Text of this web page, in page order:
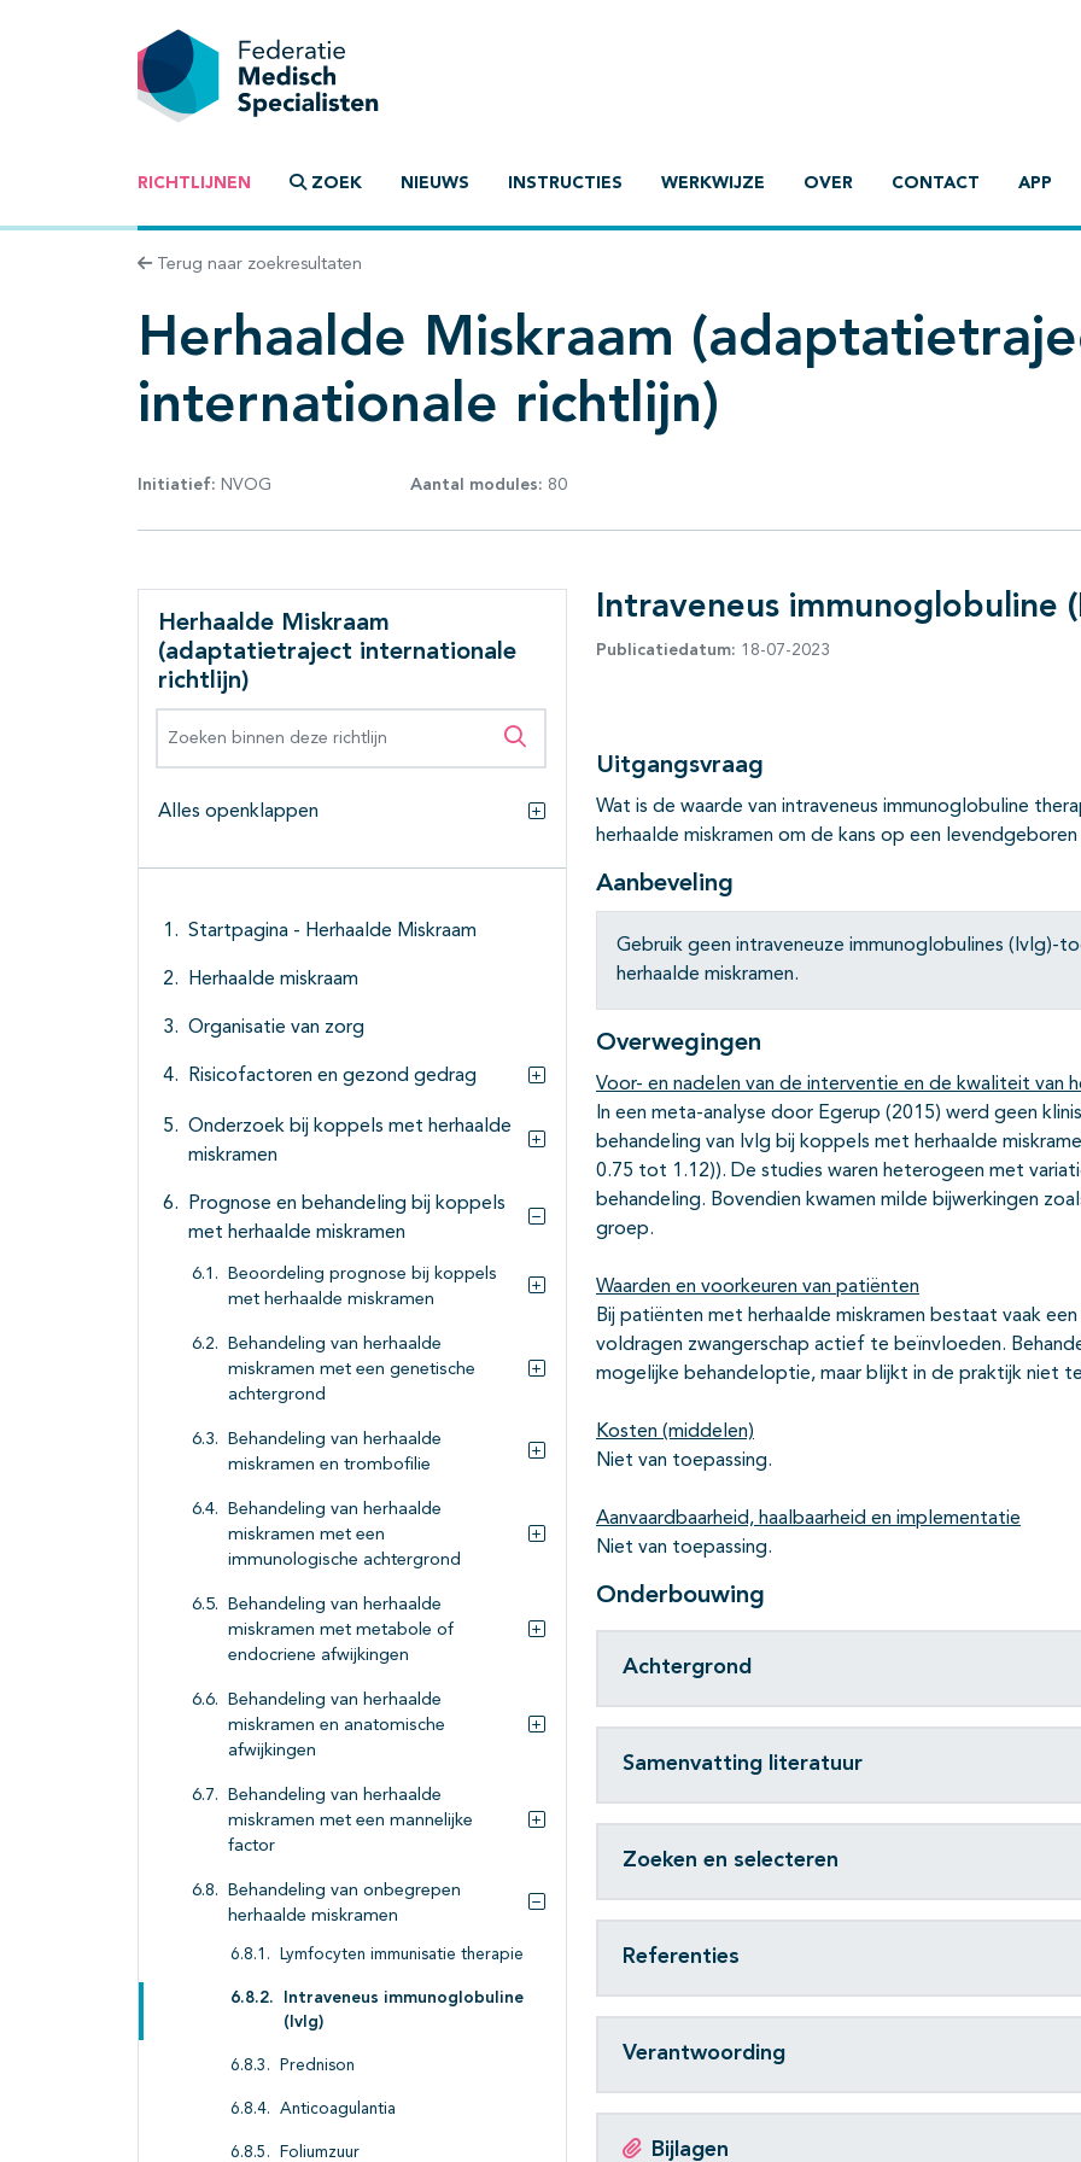
RICHTLIJNEN ZOEK NIEUWS INSTRUCTIES WERKWIJZE OVER CONTACT APP
Terug naar zoekresultaten
Herhaalde Miskraam
internationale richtlijn)
Initiatief: NVOG Aantal modules: 80
Herhaalde Miskraam
(adaptatietraject internationale
richtlijn)
Zoeken binnen deze richtlijn
Alles openklappen
Alles openklappen
Startpagina - Herhaalde Miskraam
Herhaalde miskraam
Organisatie van zorg
Risicofactoren en gezond gedrag
Subpagina's open- en dichtklappen
Onderzoek bij koppels met herhaalde
miskramen
Subpagina's open- en dichtklappen
Prognose en behandeling bij koppels
met herhaalde miskramen
Beoordeling prognose bij koppels
met herhaalde miskramen
Subpagina's open- en dichtklappen
Behandeling van herhaalde
miskramen met een genetische
achtergrond
Behandeling van herhaalde
miskramen en trombofilie
Behandeling van herhaalde
miskramen met een
immunologische achtergrond
Subpagina's open- en dichtklappen
Behandeling van herhaalde
miskramen met metabole of
endocriene afwijkingen
Subpagina's open- en dichtklappen
Behandeling van herhaalde
miskramen en anatomische
afwijkingen
Subpagina's open- en dichtklappen
Behandeling van herhaalde
miskramen met een mannelijke
factor
Subpagina's open- en dichtklappen
Behandeling van onbegrepen
herhaalde miskramen
Lymfocyten immunisatie therapie
Intraveneus immunoglobuline
(IvIg)
Prednison
Anticoagulantia
Foliumzuur
Intraveneus immunoglobuline
Publicatiedatum: 18-07-2023
Uitgangsvraag
Wat is de waarde van intraveneus immunoglobuline
herhaalde miskramen om de kans op een
Aanbeveling
Gebruik geen intraveneuze immunoglobulines (IvIg)-
herhaalde miskramen.
Overwegingen
Voor- en nadelen van de interventie en de kwaliteit van
In een meta-analyse door Egerup (2015) werd geen
behandeling van IvIg bij koppels met herhaalde
0.75 tot 1.12)). De studies waren heterogeen met
behandeling. Bovendien kwamen milde bijwerkingen
groep.
Waarden en voorkeuren van patiënten
Bij patiënten met herhaalde miskramen bestaat vaak
voldragen zwangerschap actief te beïnvloeden.
mogelijke behandeloptie, maar blijkt in de praktijk niet
Kosten (middelen)
Niet van toepassing.
Aanvaardbaarheid, haalbaarheid en implementatie
Niet van toepassing.
Onderbouwing
Achtergrond
Samenvatting literatuur
Zoeken en selecteren
Referenties
Verantwoording
Bijlagen